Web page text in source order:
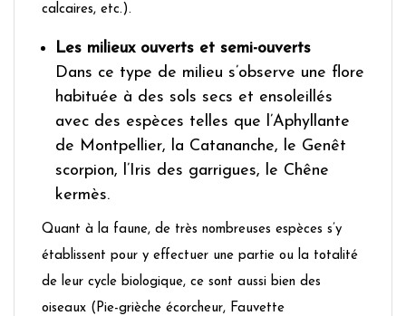
calcaires, etc.).
Les milieux ouverts et semi-ouverts
Dans ce type de milieu s’observe une flore
habituée à des sols secs et ensoleillés
avec des espèces telles que l’Aphyllante
de Montpellier, la Catananche, le Genêt
scorpion, l’Iris des garrigues, le Chêne
kermès.
Quant à la faune, de très nombreuses espèces s’y
établissent pour y effectuer une partie ou la totalité
de leur cycle biologique, ce sont aussi bien des
oiseaux (Pie-grièche écorcheur, Fauvette